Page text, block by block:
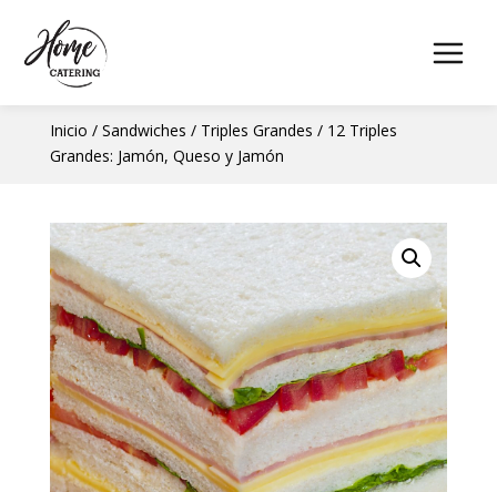
Inicio / Sandwiches / Triples Grandes / 12 Triples
Grandes: Jamón, Queso y Jamón